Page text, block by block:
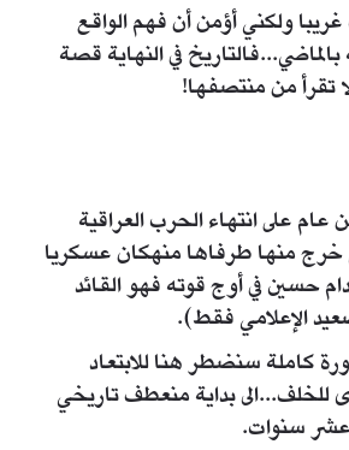
ولكني أؤمن أن فهم الواقع
في النهاية قصة
من منتصفها!
على انتهاء الحرب العراقية
خرج منها طرفاها منهكان عسكريا
حسين في أوج قوته فهو القائد
الإعلامي فقط).
كاملة سنضطر هنا للابتعاد
للخلف...الى بداية منعطف تاريخي
عشر سنوات.